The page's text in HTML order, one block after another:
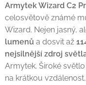
Armytek Wizard C2
celosvětově známé
Wizard. Nejen jasný,
lumenů a dosvit až
nejsilnější zdroj
Armytek. Široké
na krátkou